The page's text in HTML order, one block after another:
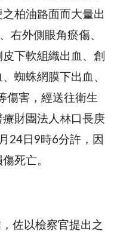
柏油路面而大量出
右外側眼角瘀傷、
下軟組織出血、創
蜘蛛網膜下出血、
傷害，經送往衛生
財團法人林口長庚
24日9時6分許，因
死亡。
佐以檢察官提出之